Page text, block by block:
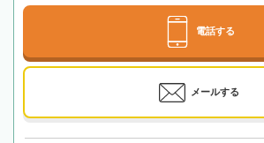
電話する
メールする